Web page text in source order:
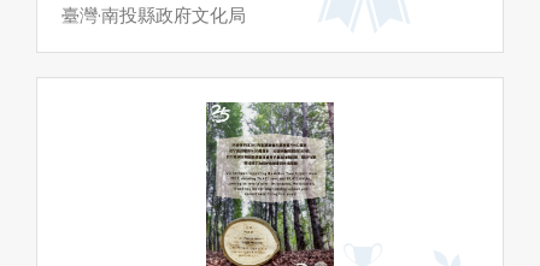
臺灣·南投縣政府文化局